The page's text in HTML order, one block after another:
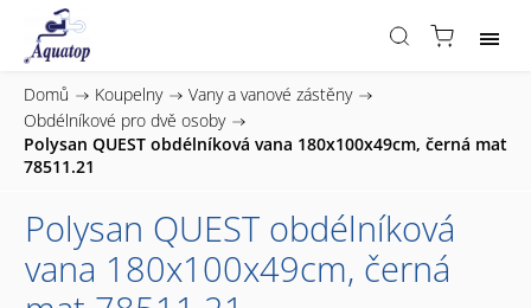
Domů / Koupelny / Vany a vanové zástěny /
Obdélníkové pro dvě osoby /
Polysan QUEST obdélníková vana 180x100x49cm, černá mat
78511.21
Polysan QUEST obdélníková
vana 180x100x49cm, černá